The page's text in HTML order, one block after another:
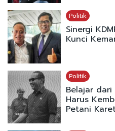
Politik
Sinergi
Kunci
Politik
Belajar dari
Harus
Petani